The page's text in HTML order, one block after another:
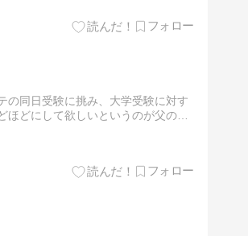
の同日受験に挑み、大学受験に対す
どにして欲しいというのが父の本